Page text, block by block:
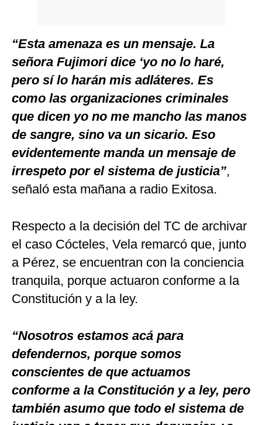
“Esta amenaza es un mensaje. La
señora Fujimori dice ‘yo no lo haré,
pero sí lo harán mis adláteres. Es
como las organizaciones criminales
que dicen yo no me mancho las manos
de sangre, sino va un sicario. Eso
evidentemente manda un mensaje de
irrespeto por el sistema de justicia”,
señaló esta mañana a radio Exitosa.
Respecto a la decisión del TC de archivar
el caso Cócteles, Vela remarcó que, junto
a Pérez, se encuentran con la conciencia
tranquila, porque actuaron conforme a la
Constitución y a la ley.
“Nosotros estamos acá para
defendernos, porque somos
conscientes de que actuamos
conforme a la Constitución y a ley, pero
también asumo que todo el sistema de